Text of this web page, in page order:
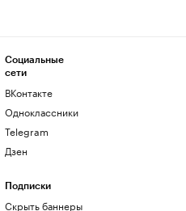
Социальные
сети
ВКонтакте
Одноклассники
Telegram
Дзен
Подписки
Скрыть баннеры